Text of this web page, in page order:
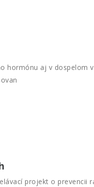
hormónu aj v
projekt o